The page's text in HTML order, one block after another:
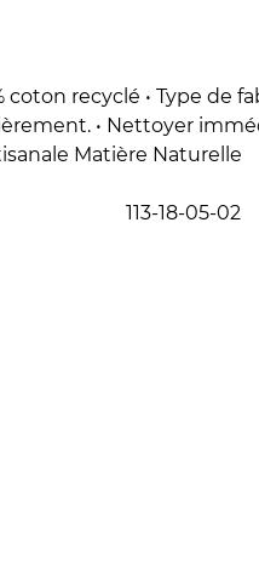
coton recyclé • Type de
• Nettoyer
Matière Naturelle
113-18-05-02